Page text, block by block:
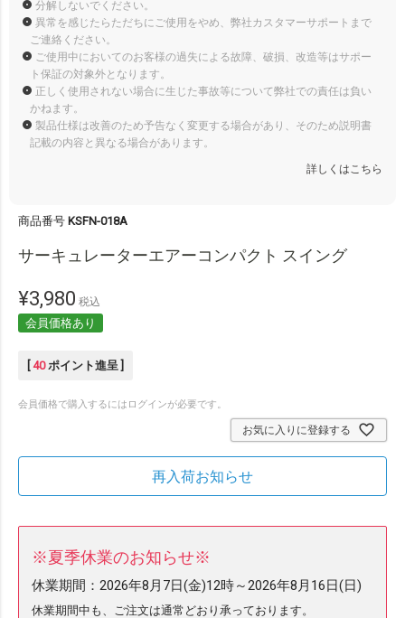
分解しないでください。
異常を感じたらただちにご使用をやめ、弊社カスタマーサポートまで
ご連絡ください。
ご使用中においてのお客様の過失による故障、破損、改造等はサポー
ト保証の対象外となります。
正しく使用されない場合に生じた事故等について弊社での責任は負い
かねます。
製品仕様は改善のため予告なく変更する場合があり、そのため説明書
記載の内容と異なる場合があります。
詳しくはこちら
商品番号 KSFN-018A
サーキュレーターエアーコンパクト スイング
¥3,980 税込
会員価格あり
40 ポイント進呈 ]
会員価格で購入するにはログインが必要です。
お気に入りに登録する
再入荷お知らせ
※夏季休業のお知らせ※
休業期間： 2026年8月7日(金)12時～2026年8月16日(日)
休業期間中も、ご注文は通常どおり承っております。